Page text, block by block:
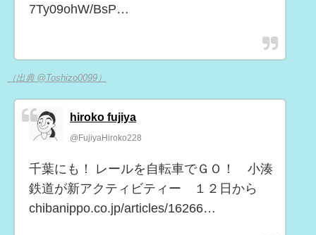
7Ty09ohW/BsP…
（出典 @Toshizo0099）
hiroko fujiya
@FujiyaHiroko228
千葉にも！ レールを自転車でＧＯ！ 小湊
鉄道が新アクティビティー １２日から
chibanippo.co.jp/articles/16266…